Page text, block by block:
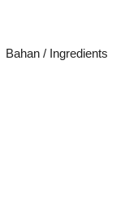
Bahan / Ingredients